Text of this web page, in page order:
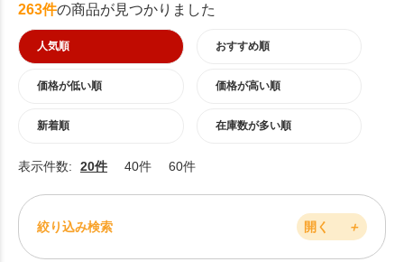
263件の商品が見つかりました
人気順 おすすめ順
価格が低い順 価格が高い順
新着順 在庫数が多い順
表示件数: 20件 40件 60件
絞り込み検索 開く ＋